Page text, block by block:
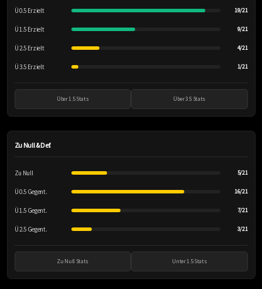
Ü 0.5 Erzielt 19/21
Ü 1.5 Erzielt 9/21
Ü 2.5 Erzielt 4/21
Ü 3.5 Erzielt 1/21
Über 1.5 Stats Über 3.5 Stats
Zu Null & Def.
Zu Null 5/21
Ü 0.5 Gegent. 16/21
Ü 1.5 Gegent. 7/21
Ü 2.5 Gegent. 3/21
Zu Null Stats Unter 1.5 Stats